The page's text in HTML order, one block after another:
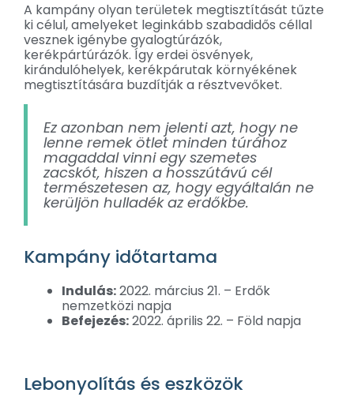
A kampány olyan területek megtisztítását tűzte
ki célul, amelyeket leginkább szabadidős céllal
vesznek igénybe gyalogtúrázók,
kerékpártúrázók. Így erdei ösvények,
kirándulóhelyek, kerékpárutak környékének
megtisztítására buzdítják a résztvevőket.
Ez azonban nem jelenti azt, hogy ne
lenne remek ötlet minden túrához
magaddal vinni egy szemetes
zacskót, hiszen a hosszútávú cél
természetesen az, hogy egyáltalán ne
kerüljön hulladék az erdőkbe.
Kampány időtartama
Indulás:2022. március 21. – Erdők
nemzetközi napja
Befejezés:2022. április 22. – Föld napja
Lebonyolítás és eszközök